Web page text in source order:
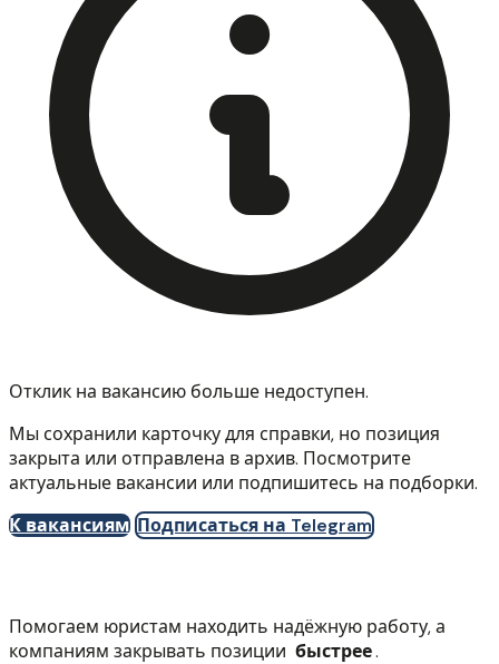
Отклик на вакансию больше недоступен.
Мы сохранили карточку для справки, но позиция
закрыта или отправлена в архив. Посмотрите
актуальные вакансии или подпишитесь на подборки.
К вакансиям Подписаться на Telegram
Помогаем юристам находить надёжную работу, а
компаниям закрывать позиции быстрее.